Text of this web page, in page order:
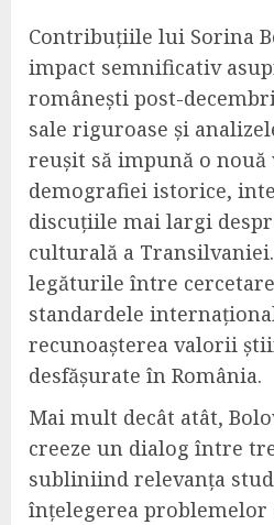
Contribuțiile lui Sorina
impact semnificativ
românești post-
sale riguroase și
reușit să impună o nouă
demografiei istorice,
discuțiile mai largi
culturală a
legăturile între
standardele
recunoașterea valorii
desfășurate în România.
Mai mult decât atât,
creeze un dialog între
subliniind relevanța
înțelegerea problemelor